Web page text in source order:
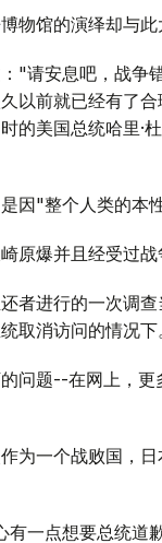
物馆的演绎却与
"请安息吧，战争
以前就已经有了
的美国总统哈里
因"整个人类的本
原爆并且经受过
者进行的一次调
取消访问的情况下
问题--在网上，
为一个战败国，
一点想要总统道